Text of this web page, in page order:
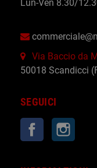
Lun-Ven 8.30/
Via Baccio da
50018 Scandicci
SEGUICI
Facebook